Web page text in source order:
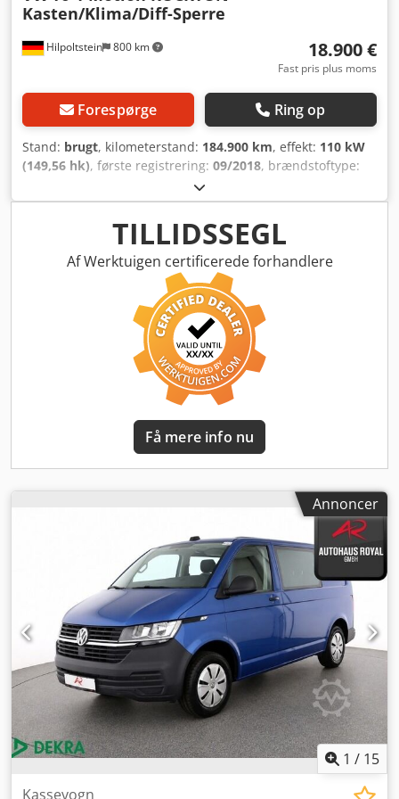
Hilpoltstein 800 km
Kasten/Klima/Diff-Sperre
18.900 €
Fast pris plus moms
Forespørge Ring op
Stand: brugt, kilometerstand: 184.900 km, effekt: 110 kW
(149,56 hk), første registrering: 09/2018, brændstoftype:
3.200 kg, farve:
mekanisk, emissionsklasse:Euro 6, antal sæder:3, Udstyr:
ABS, centrallås, firehjulstræk, klimaanlæg, sodfilter
T6 4-Motion ROCKTON kassevogn Dcodex Uvbmspfx Apvsk
med værkstedsudstyr Manuel gearkasse, aircondition, 3
sæder, differentialespærre, skillevæg, trægulv,
parkeringssensorer for og bag, EURO 6, 2x elektriske
vinduer, el-spejle, ABS.
TILLIDSSEGL
Af Werktuigen certificerede forhandlere
Få mere info nu
Annoncer
1 / 15
Kassevogn